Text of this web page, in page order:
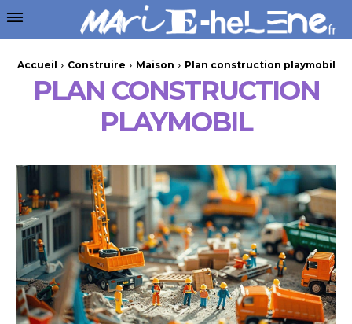
Accueil Construire Maison Plan construction playmobil
PLAN CONSTRUCTION
PLAYMOBIL